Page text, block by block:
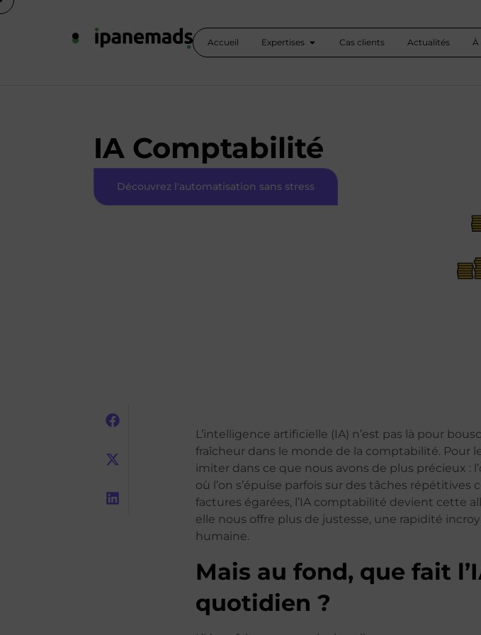
Accueil Expertises Cas clients Actualités
IA Comptabilité
Découvrez l'automatisation sans stress
L’intelligence artificielle (IA) n’est pas là pour
fraîcheur dans le monde de la comptabilité. Pour
imiter dans ce que nous avons de plus précieux :
où l’on s’épuise parfois sur des tâches
factures égarées, l’IA comptabilité devient cette
elle nous offre plus de justesse, une rapidité
humaine.
Mais au fond, que fait
quotidien ?